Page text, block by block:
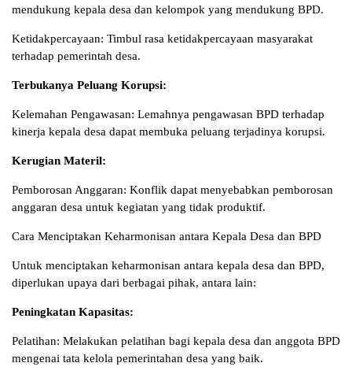
mendukung kepala desa dan kelompok yang mendukung BPD.
Ketidakpercayaan: Timbul rasa ketidakpercayaan masyarakat
terhadap pemerintah desa.
Terbukanya Peluang Korupsi:
Kelemahan Pengawasan: Lemahnya pengawasan BPD terhadap
kinerja kepala desa dapat membuka peluang terjadinya korupsi.
Kerugian Materil:
Pemborosan Anggaran: Konflik dapat menyebabkan pemborosan
anggaran desa untuk kegiatan yang tidak produktif.
Cara Menciptakan Keharmonisan antara Kepala Desa dan BPD
Untuk menciptakan keharmonisan antara kepala desa dan BPD,
diperlukan upaya dari berbagai pihak, antara lain:
Peningkatan Kapasitas:
Pelatihan: Melakukan pelatihan bagi kepala desa dan anggota BPD
mengenai tata kelola pemerintahan desa yang baik.